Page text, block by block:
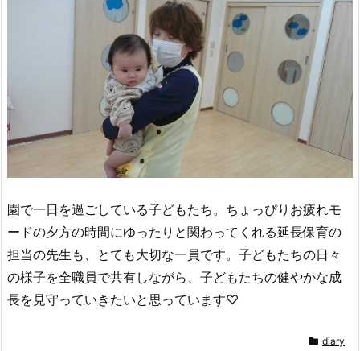
園で一日を過ごしている子どもたち。ちょっぴりお疲れモ
ードの夕方の時間にゆったりと関わってくれる延長保育の
担当の先生も、とても大切な一員です。子どもたちの日々
の様子を全職員で共有しながら、子どもたちの健やかな成
長を見守っていきたいと思っています♡
diary